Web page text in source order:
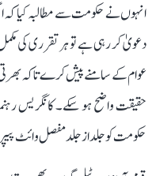
دعویٰ کر رہی ہے تو ہر تقرری کی مکمل
عوام کے سامنے پیش کرے تاکہ
حقیقت واضح ہو سکے۔ کانگریس
حکومت کو جلد از جلد مفصل وائٹ